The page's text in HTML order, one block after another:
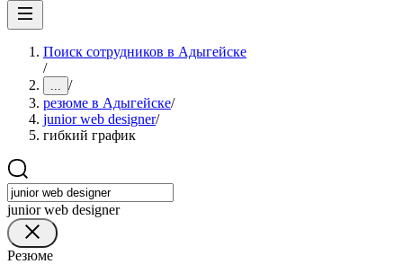
Поиск сотрудников в Адыгейске
/
... /
резюме в Адыгейске/
junior web designer/
гибкий график
junior web designer
Резюме